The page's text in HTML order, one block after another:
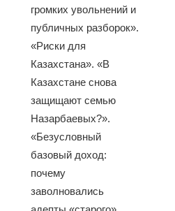
громких увольнений и
публичных разборок».
«Риски для
Казахстана». «В
Казахстане снова
защищают семью
Назарбаевых?».
«Безусловный
базовый доход:
почему
заволновались